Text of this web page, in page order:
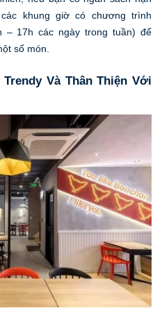
khung giờ có chương trình
– 17h các ngày trong tuần) để
số món.
Và Thân Thiện Với